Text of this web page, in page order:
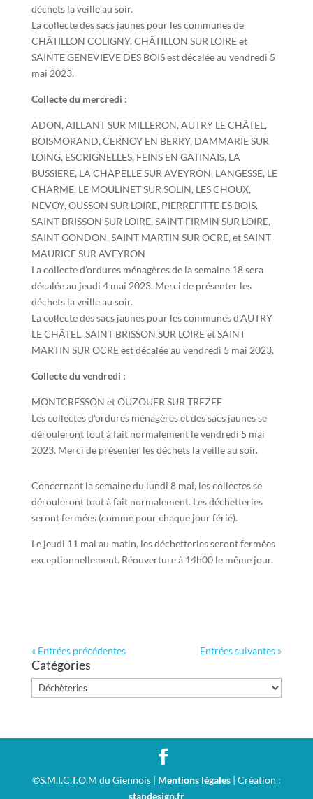
déchets la veille au soir.
La collecte des sacs jaunes pour les communes de
CHÂTILLON COLIGNY, CHÂTILLON SUR LOIRE et
SAINTE GENEVIEVE DES BOIS est décalée au vendredi 5
mai 2023.
Collecte du mercredi :
ADON, AILLANT SUR MILLERON, AUTRY LE CHÂTEL,
BOISMORAND, CERNOY EN BERRY, DAMMARIE SUR
LOING, ESCRIGNELLES, FEINS EN GATINAIS, LA
BUSSIERE, LA CHAPELLE SUR AVEYRON, LANGESSE, LE
CHARME, LE MOULINET SUR SOLIN, LES CHOUX,
NEVOY, OUSSON SUR LOIRE, PIERREFITTE ES BOIS,
SAINT BRISSON SUR LOIRE, SAINT FIRMIN SUR LOIRE,
SAINT GONDON, SAINT MARTIN SUR OCRE, et SAINT
MAURICE SUR AVEYRON
La collecte d’ordures ménagères de la semaine 18 sera
décalée au jeudi 4 mai 2023. Merci de présenter les
déchets la veille au soir.
La collecte des sacs jaunes pour les communes d’AUTRY
LE CHÂTEL, SAINT BRISSON SUR LOIRE et SAINT
MARTIN SUR OCRE est décalée au vendredi 5 mai 2023.
Collecte du vendredi :
MONTCRESSON et OUZOUER SUR TREZEE
Les collectes d’ordures ménagères et des sacs jaunes se
dérouleront tout à fait normalement le vendredi 5 mai
2023. Merci de présenter les déchets la veille au soir.
Concernant la semaine du lundi 8 mai, les collectes se
dérouleront tout à fait normalement. Les déchetteries
seront fermées (comme pour chaque jour férié).
Le jeudi 11 mai au matin, les déchetteries seront fermées
exceptionnellement. Réouverture à 14h00 le même jour.
« Entrées précédentes Entrées suivantes »
Catégories
Catégories
©S.M.I.C.T.O.M du Giennois | Mentions légales| Création :
standesign.fr